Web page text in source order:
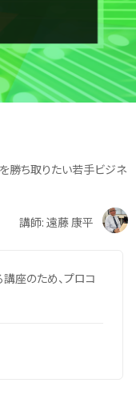
勝ち取りたい若手ビジネ
講師: 遠藤 康平
座のため、プロコ